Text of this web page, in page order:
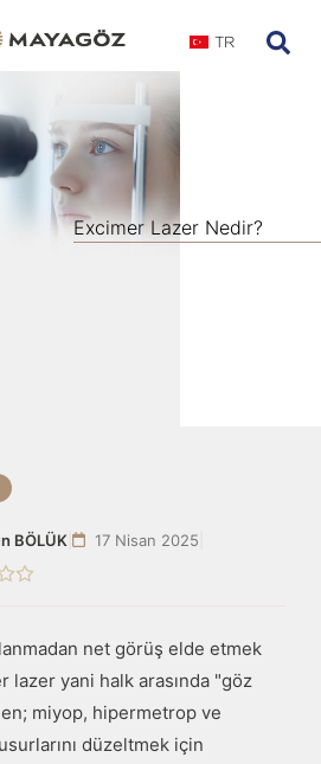
TR
Excimer Lazer Nedir?
BÖLÜK 17 Nisan 2025
net görüş elde etmek
lazer yani halk arasında "göz
miyop, hipermetrop ve
düzeltmek için